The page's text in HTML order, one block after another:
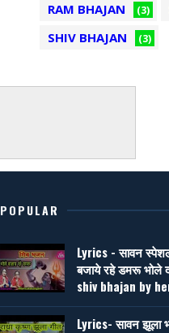
RAM BHAJAN (3)
SHIV BHAJAN (3)
POPULAR
Lyrics - सावन
बजाये रहे डमरू भोले
shiv bhajan by
Lyrics- सावन